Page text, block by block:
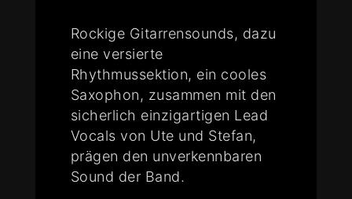
Rockige Gitarrensounds, dazu
eine versierte
Rhythmussektion, ein cooles
Saxophon, zusammen mit den
sicherlich einzigartigen Lead
Vocals von Ute und Stefan,
prägen den unverkennbaren
Sound der Band.